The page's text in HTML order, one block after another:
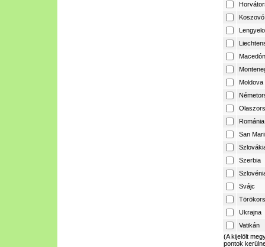
Koszovó
Moldova
Románia
San
Szerbia
Svájc
Ukrajna
Vatikán
(A kijelölt
pontok